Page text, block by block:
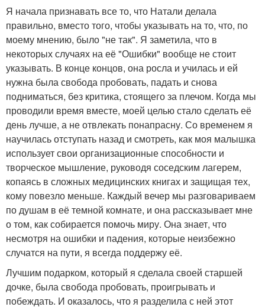
Я начала признавать все то, что Натали делала
правильно, вместо того, чтобы указывать на то, что, по
моему мнению, было "не так". Я заметила, что в
некоторых случаях на её "Ошибки" вообще не стоит
указывать. В конце концов, она росла и училась и ей
нужна была свобода пробовать, падать и снова
подниматься, без критика, стоящего за плечом. Когда мы
проводили время вместе, моей целью стало сделать её
день лучше, а не отвлекать понапрасну. Со временем я
научилась отступать назад и смотреть, как моя малышка
использует свои организационные способности и
творческое мышление, руководя соседским лагерем,
копаясь в сложных медицинских книгах и защищая тех,
кому повезло меньше. Каждый вечер мы разговариваем
по душам в её темной комнате, и она рассказывает мне
о том, как собирается помочь миру. Она знает, что
несмотря на ошибки и падения, которые неизбежно
случатся на пути, я всегда поддержу её.
Лучшим подарком, который я сделала своей старшей
дочке, была свобода пробовать, проигрывать и
побеждать. И оказалось, что я разделила с ней этот